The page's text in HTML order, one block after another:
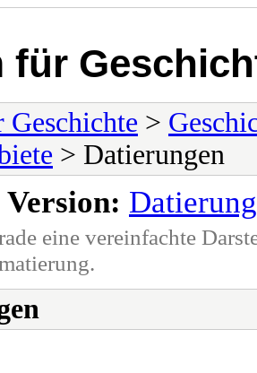
für
>
> Datierungen
eine vereinfachte